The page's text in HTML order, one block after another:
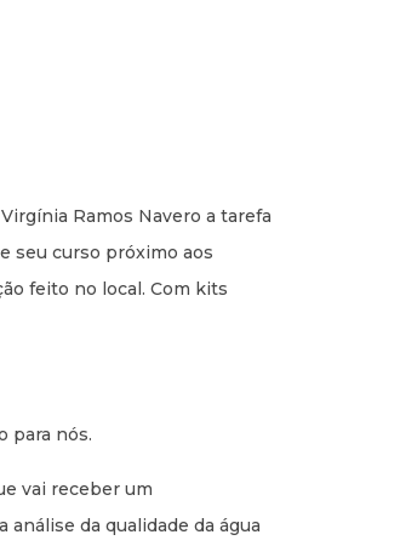
Ramos Navero a tarefa
seu curso próximo aos
feito no local. Com kits
para nós.
vai receber um
da qualidade da água